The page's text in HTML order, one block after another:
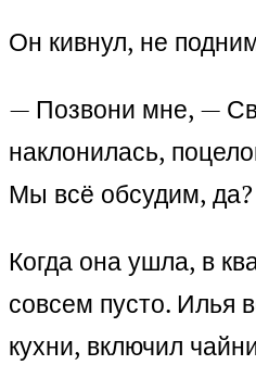
Он кивнул, не
— Позвони мне, —
наклонилась,
Мы всё обсудим, да?
Когда она ушла, в
совсем пусто. Илья
кухни, включил